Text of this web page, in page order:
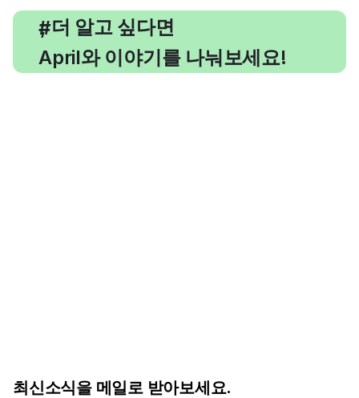
#
, 더 알고 싶다면
April와 이야기를 나눠보세요!
최신소식을 메일로 받아보세요.